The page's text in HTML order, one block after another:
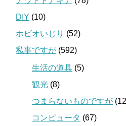
DIY (10)
ホビオいじり (52)
私事ですが (592)
生活の道具 (5)
観光 (8)
つまらないものですが
コンピュータ (67)